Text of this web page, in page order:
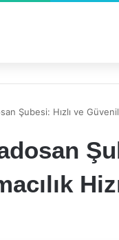
Şubesi: Hızlı ve